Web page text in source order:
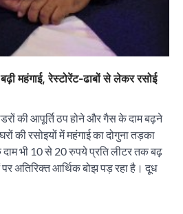
महंगाई, रेस्टोरेंट-ढाबों से लेकर रसोई
की आपूर्ति ठप होने और गैस के दाम बढ़ने
की रसोइयों में महंगाई का दोगुना तड़का
भी 10 से 20 रुपये प्रति लीटर तक बढ़
अतिरिक्त आर्थिक बोझ पड़ रहा है। दूध